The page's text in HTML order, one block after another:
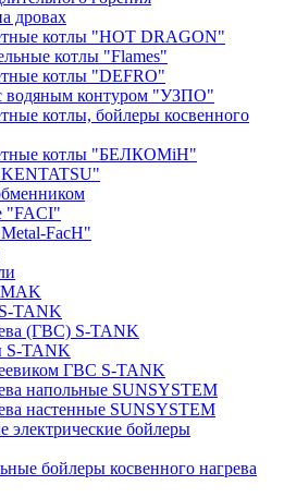
дровах
котлы "HOT DRAGON"
котлы "Flames"
котлы "DEFRO"
водяным контуром "УЗПО"
котлы, бойлеры косвенного
котлы "БЕЛКОМiН"
"FACI"
FacH"
TANK
(ГВС) S-TANK
S-TANK
ГВС S-TANK
напольные SUNSYSTEM
настенные SUNSYSTEM
электрические бойлеры
бойлеры косвенного нагрева